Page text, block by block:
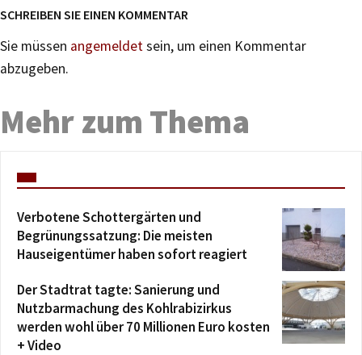
SCHREIBEN SIE EINEN KOMMENTAR
Sie müssen angemeldetsein, um einen Kommentar
abzugeben.
Mehr zum Thema
Verbotene Schottergärten und
Begrünungssatzung: Die meisten
Hauseigentümer haben sofort reagiert
Der Stadtrat tagte: Sanierung und
Nutzbarmachung des Kohlrabizirkus
werden wohl über 70 Millionen Euro kosten
+ Video